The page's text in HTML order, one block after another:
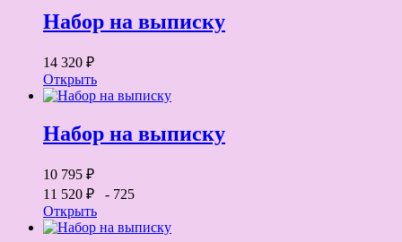
Набор на выписку
14 320 ₽
Открыть
Набор на выписку
10 795 ₽
11 520 ₽ - 725
Открыть